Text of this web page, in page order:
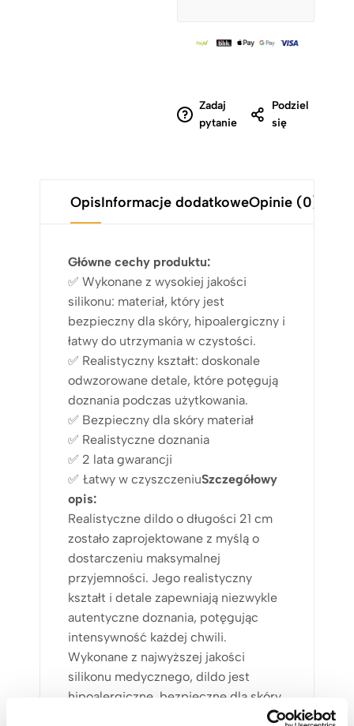
Zadaj
pytanie
Podziel
się
OpisInformacje dodatkoweOpinie (0)
Główne cechy produktu:
✅ Wykonane z wysokiej jakości
silikonu: materiał, który jest
bezpieczny dla skóry, hipoalergiczny i
łatwy do utrzymania w czystości.
✅ Realistyczny kształt: doskonale
odwzorowane detale, które potęgują
doznania podczas użytkowania.
✅ Bezpieczny dla skóry materiał
✅ Realistyczne doznania
✅ 2 lata gwarancji
✅ Łatwy w czyszczeniuSzczegółowy
opis:
Realistyczne dildo o długości 21 cm
zostało zaprojektowane z myślą o
dostarczeniu maksymalnej
przyjemności. Jego realistyczny
kształt i detale zapewniają niezwykle
autentyczne doznania, potęgując
intensywność każdej chwili.
Wykonane z najwyższej jakości
silikonu medycznego, dildo jest
hipoalergiczne, bezpieczne dla skóry